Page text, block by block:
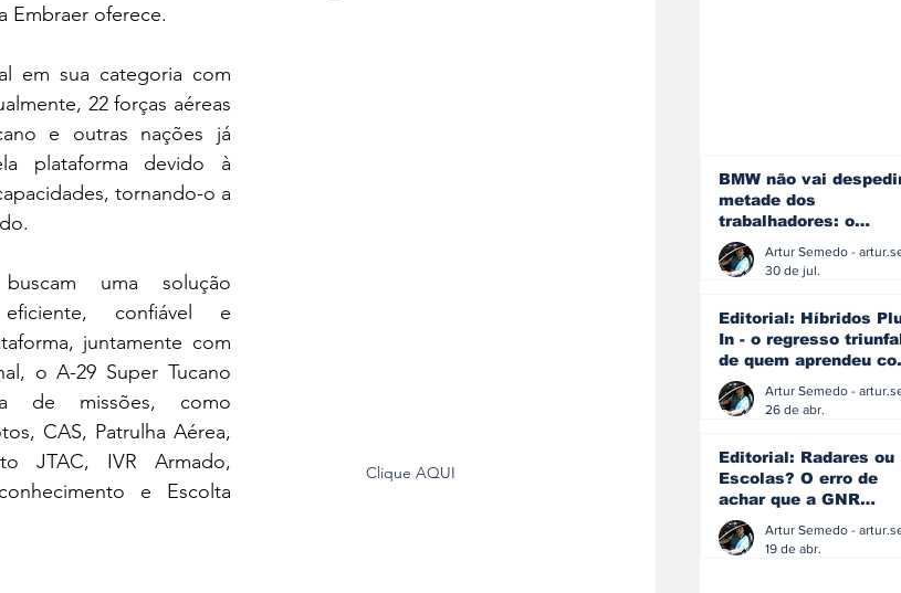
Embraer oferece.
Clique AQUI
em sua categoria com
22 forças aéreas
e outras nações já
plataforma devido à
tornando-o a
uma solução
eficiente, confiável e
juntamente com
o A-29 Super Tucano
de missões, como
CAS, Patrulha Aérea,
JTAC, IVR Armado,
e Escolta
BMW não vai
metade dos
trabalhadores: o
problema é o
que muitos decidiram
30 de jul.
Editorial: Híbridos
In - o regresso
de quem aprendeu
os erros do passado
26 de abr.
Editorial: Radares ou
Escolas? O erro de
achar que a GNR
resolve o que a
educação falhou
19 de abr.